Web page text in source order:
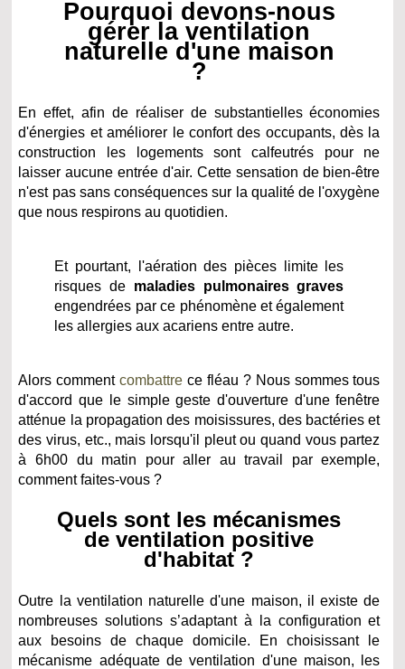
Pourquoi devons-nous
gérer la ventilation
naturelle d'une maison
?
En effet, afin de réaliser de substantielles économies
d'énergies et améliorer le confort des occupants, dès la
construction les logements sont calfeutrés pour ne
laisser aucune entrée d'air. Cette sensation de bien-être
n'est pas sans conséquences sur la qualité de l'oxygène
que nous respirons au quotidien.
Et pourtant, l'aération des pièces limite les
risques de maladies pulmonaires graves
engendrées par ce phénomène et également
les allergies aux acariens entre autre.
Alors commentcombattre ce fléau ? Nous sommes tous
d'accord que le simple geste d'ouverture d'une fenêtre
atténue la propagation des moisissures, des bactéries et
des virus, etc., mais lorsqu'il pleut ou quand vous partez
à 6h00 du matin pour aller au travail par exemple,
comment faites-vous ?
Quels sont les mécanismes
de ventilation positive
d'habitat ?
Outre la ventilation naturelle d'une maison, il existe de
nombreuses solutions s’adaptant à la configuration et
aux besoins de chaque domicile. En choisissant le
mécanisme adéquate de ventilation d'une maison, les